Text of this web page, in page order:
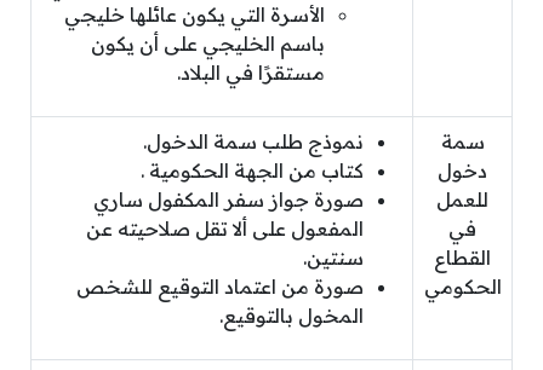
الأسرة التي يكون عائلها خليجي
باسم الخليجي على أن يكون
مستقرًا في البلاد.
سمة
دخول
للعمل
في
القطاع
الحكومي
نموذج طلب سمة الدخول.
كتاب من الجهة الحكومية .
صورة جواز سفر المكفول ساري
المفعول على ألا تقل صلاحيته عن
سنتين.
صورة من اعتماد التوقيع للشخص
المخول بالتوقيع.